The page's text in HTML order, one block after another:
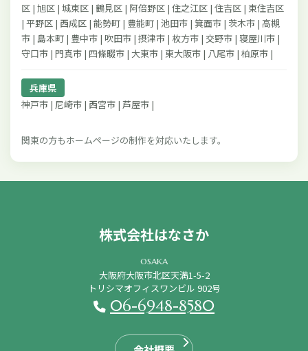
区 | 旭区 | 城東区 | 鶴見区 | 阿倍野区 | 住之江区 | 住吉区 | 東住吉区
| 平野区 | 西成区 | 能勢町 | 豊能町 | 池田市 | 箕面市 | 茨木市 | 高槻
市 | 島本町 | 豊中市 | 吹田市 | 摂津市 | 枚方市 | 交野市 | 寝屋川市 |
守口市 | 門真市 | 四條畷市 | 大東市 | 東大阪市 | 八尾市 | 柏原市 |
兵庫県
神戸市 | 尼崎市 | 西宮市 | 芦屋市 |
関東の方もホームページの制作を対応いたします。
株式会社はなさか
osaka
大阪府大阪市北区天満1-5-2
トリシマオフィスワンビル 902号
06-6948-8580